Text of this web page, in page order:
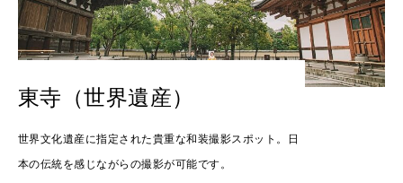
東寺（世界遺産）
世界文化遺産に指定された貴重な和装撮影スポット。日
本の伝統を感じながらの撮影が可能です。